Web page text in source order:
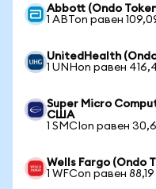
Abbott (Ondo
1 ABTon равен
UnitedHealth
1 UNHon равен
Super Micro
США
1 SMCIon равен
Wells Fargo (Ondo
1 WFCon равен 88,19